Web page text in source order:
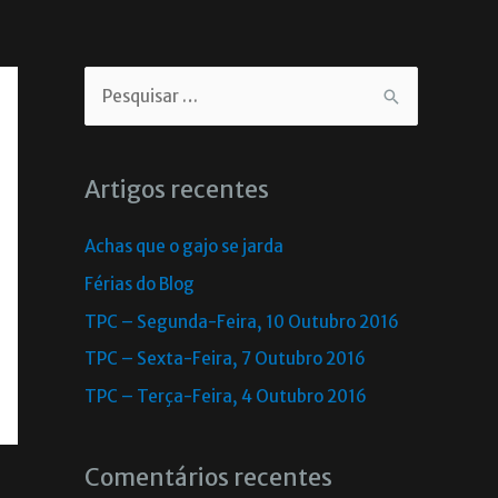
Artigos recentes
Achas que o gajo se jarda
Férias do Blog
TPC – Segunda-Feira, 10 Outubro 2016
TPC – Sexta-Feira, 7 Outubro 2016
TPC – Terça-Feira, 4 Outubro 2016
Comentários recentes